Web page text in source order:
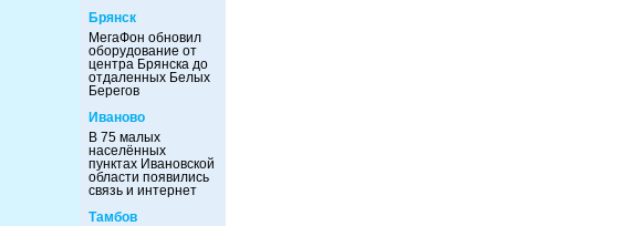
Брянск
МегаФон обновил
оборудование от
центра Брянска до
отдаленных Белых
Берегов
Иваново
В 75 малых
населённых
пунктах Ивановской
области появились
связь и интернет
Тамбов